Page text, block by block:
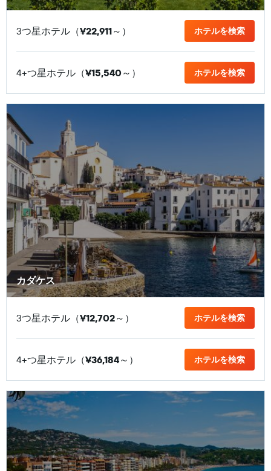
3つ星ホテル（¥22,911​～） ホテルを検索
4+つ星ホテル（¥15,540​～） ホテルを検索
カダケス
3つ星ホテル（¥12,702​～） ホテルを検索
4+つ星ホテル（¥36,184​～） ホテルを検索